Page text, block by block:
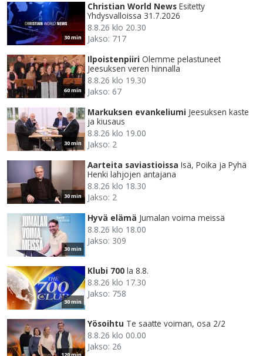
30 min
Christian World News Esitetty
Yhdysvalloissa 31.7.2026
8.8.26 klo 20.30
Jakso: 717
60 min
Ilpoistenpiiri Olemme pelastuneet
Jeesuksen veren hinnalla
8.8.26 klo 19.30
Jakso: 67
30 min
Markuksen evankeliumi Jeesuksen kaste
ja kiusaus
8.8.26 klo 19.00
Jakso: 2
30 min
Aarteita saviastioissa Isä, Poika ja Pyhä
Henki lahjojen antajana
8.8.26 klo 18.30
Jakso: 2
30 min
Hyvä elämä Jumalan voima meissä
8.8.26 klo 18.00
Jakso: 309
30 min
Klubi 700 la 8.8.
8.8.26 klo 17.30
Jakso: 758
Yösoihtu Te saatte voiman, osa 2/2
8.8.26 klo 00.00
Jakso: 26